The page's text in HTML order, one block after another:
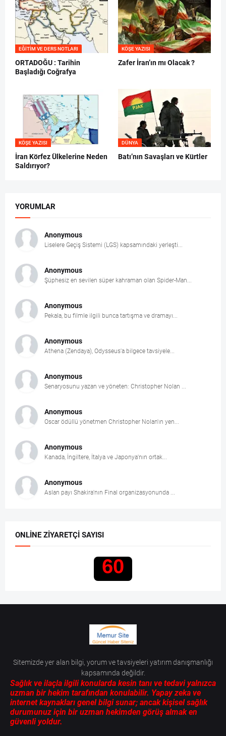
EĞITIM VE DERS NOTLARI
ORTADOĞU : Tarihin
Başladığı Coğrafya
KÖŞE YAZISI
Zafer İran’ın mı Olacak ?
KÖŞE YAZISI
İran Körfez Ülkelerine Neden
Saldırıyor?
DÜNYA
Batı’nın Savaşları ve Kürtler
YORUMLAR
Anonymous
Liselere Geçiş Sistemi (LGS) kapsamındaki yerleşti...
Anonymous
Şüphesiz en sevilen süper kahraman olan Spider-Man...
Anonymous
Pekala, bu filmle ilgili bunca tartışma ve dramayı...
Anonymous
Athena (Zendaya), Odysseus'a bilgece tavsiyele...
Anonymous
Senaryosunu yazan ve yöneten: Christopher Nolan ...
Anonymous
Oscar ödüllü yönetmen Christopher Nolan'ın yen...
Anonymous
Kanada, İngiltere, İtalya ve Japonya'nın ortak...
Anonymous
Aslan payı Shakira'nın Final organizasyonunda ...
ONLINE ZIYARETÇI SAYISI
60
Sitemizde yer alan bilgi, yorum ve tavsiyeleri yatırım danışmanlığı
kapsamında değildir.
Sağlık ve ilaçla ilgili konularda kesin tanı ve tedavi yalnızca
uzman bir hekim tarafından konulabilir. Yapay zeka ve
internet kaynakları genel bilgi sunar; ancak kişisel sağlık
durumunuz için bir uzman hekimden görüş almak en
güvenli yoldur.